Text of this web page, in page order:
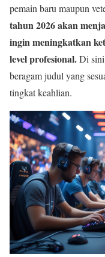
pemain baru maupun
tahun 2026 akan
ingin meningkatkan
level profesional.Di
beragam judul yang
tingkat keahlian.